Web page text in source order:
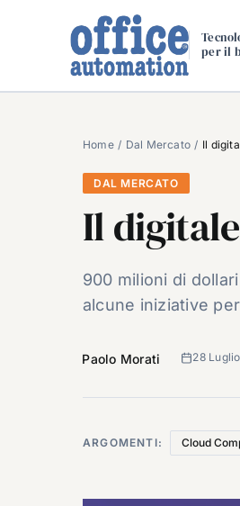
per il
Home Dal Mercato Il
DAL MERCATO
Il
900 milioni di
alcune iniziative
Paolo Morati 28
ARGOMENTI: Cloud